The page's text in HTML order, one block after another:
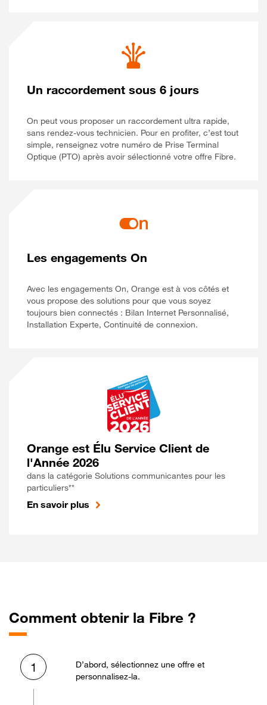
Un raccordement sous 6 jours
On peut vous proposer un raccordement ultra rapide,
sans rendez-vous technicien. Pour en profiter, c’est tout
simple, renseignez votre numéro de Prise Terminal
Optique (PTO) après avoir sélectionné votre offre Fibre.
Les engagements On
Avec les engagements On, Orange est à vos côtés et
vous propose des solutions pour que vous soyez
toujours bien connectés : Bilan Internet Personnalisé,
Installation Experte, Continuité de connexion.
Orange est Élu Service Client de
l'Année 2026
dans la catégorie Solutions communicantes pour les
particuliers**
En savoir plus
Comment obtenir la Fibre ?
1
D’abord, sélectionnez une offre et
personnalisez-la.